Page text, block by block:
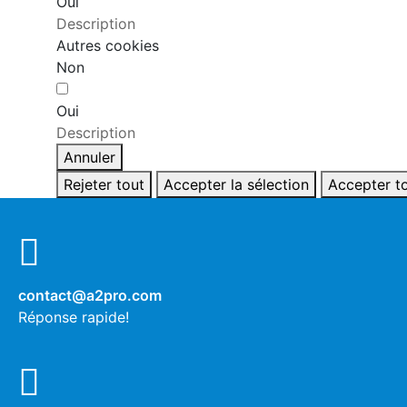
Description
Autres cookies
Non
Oui
Description
Annuler
Rejeter tout
Accepter la sélection Accepter
contact@a2pro.com
Réponse rapide!